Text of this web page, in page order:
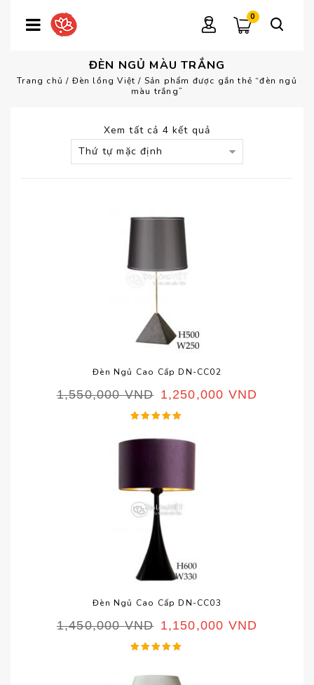
0
ĐÈN NGỦ MÀU TRẮNG
Trang chủ / Đèn lồng Việt / Sản phẩm được gắn thẻ “đèn ngủ
màu trắng”
Xem tất cả 4 kết quả
Thứ tự mặc định
Đèn Ngủ Cao Cấp DN-CC02
1,550,000VND 1,250,000 VND
hạng
Đèn Ngủ Cao Cấp DN-CC03
1,450,000VND 1,150,000 VND